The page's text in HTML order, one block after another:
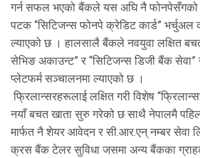
गर्न सफल भएको बैंकले यस अघि नै फोनपेसँगको
पटक “सिटिजन्स फोनपे क्रेडिट कार्ड” भर्चुअल
ल्याएको छ । हालसालै बैंकले नवयुवा लक्षित
सेभिङ अकाउन्ट” र “सिटिजन्स डिजी बैंक
प्लेटफर्म सञ्चालनमा ल्याएको छ ।
फ्रिलान्सरहरूलाई लक्षित गरी विशेष
नयाँ बचत खाता सुरु गरेको छ साथै नेपालमै
मार्फत नै शेयर आवेदन र सी.आर.एन् नम्बर सेवा
क्रस बैंक टेलर सुविधा जसमा अन्य बैंकका